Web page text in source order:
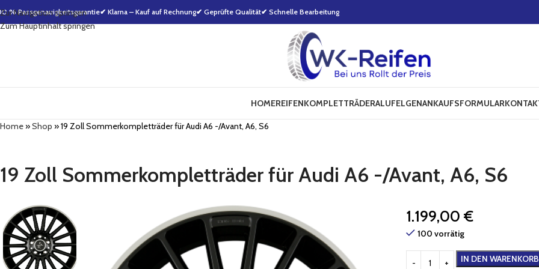
Zur Navigation springen
Zum Hauptinhalt springen
% Passgenauigkeitsgarantie✔ Klarna – Kauf auf Rechnung✔ Geprüfte Qualität✔ Schnelle Bearbeitung
HOMEREIFENKOMPLETTRÄDERALUFELGENANKAUFSFORMULAR
Home»Shop »19 Zoll Sommerkompletträder für Audi A6 -/Avant, A6, S6
19 Zoll Sommerkompletträder für Audi A6 -/Avant, A6, S6
1.199,00 €
100 vorrätig
IN DEN WARENKORB